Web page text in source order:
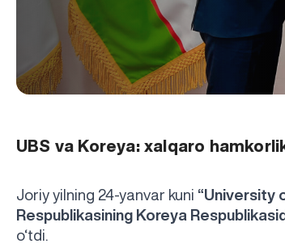
UBS va Koreya: xalqaro
Joriy yilning 24-yanvar kuni “University
Respublikasining Koreya
o‘tdi.